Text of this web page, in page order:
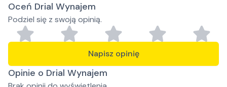
Oceń Drial Wynajem
Podziel się z swoją opinią.
Napisz opinię
Opinie o Drial Wynajem